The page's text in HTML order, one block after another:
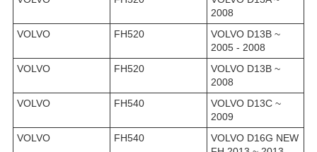
2008
VOLVO
FH520
VOLVO D13B ~
2005 - 2008
VOLVO
FH520
VOLVO D13B ~
2008
VOLVO
FH540
VOLVO D13C ~
2009
VOLVO
FH540
VOLVO D16G NEW